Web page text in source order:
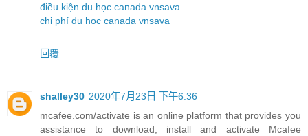
điều kiện du học canada vnsava
chi phí du học canada vnsava
回覆
shalley30 2020年7月23日 下午6:36
mcafee.com/activate is an online platform that provides you
assistance to download, install and activate Mcafee